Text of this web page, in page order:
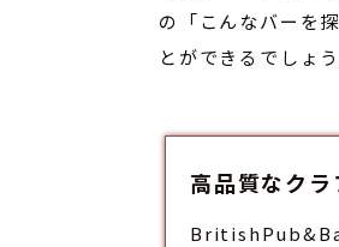
の「こんなバーを
とができるでしょう
高品質なク